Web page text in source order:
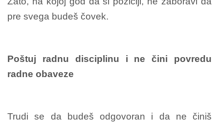
pre svega budeš čovek.
Poštuj radnu disciplinu i ne čini povredu
radne obaveze
Trudi se da budeš odgovoran i da ne činiš